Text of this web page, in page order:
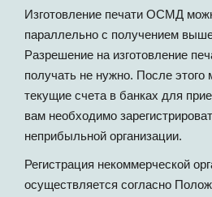
Изготовление печати ОСМД
параллельно с получением
Разрешение на изготовление
получать не нужно. После этого
текущие счета в банках для
вам необходимо
неприбыльной организации.
Регистрация некоммерческой
осуществляется согласно